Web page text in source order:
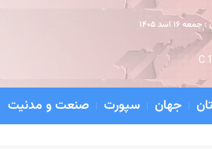
۱۶ اسد ۱۴۰۵
جهان سپورت صنعت و مدنیت